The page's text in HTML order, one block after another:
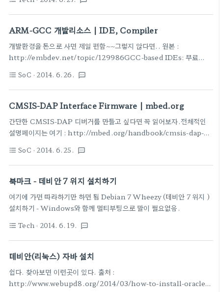
면, 공통 라이브러리를 사용하는데 MCU가 달라서
다른 Startup code를 써야 한다면제일 쉽게는 각각
별도의 프로젝트로 만들고 코딩을 하면 된다. 그래도
을 쓰는 경우라면, UV4, UV5등을 사용하는 경우라
면 "Targets" 이라는 용어를 사용하고 있더라~ Keil
의 help 사이트에서 예를 가져와 보자. 출처 :
Target MCU가 다른 경우로 나누어서..
ARM-GCC 개발리소스 | IDE, Compiler
개발환경을 돈으로 사면 제일 편함~~그렇지 않다면.. 원본 :
http://embdev.net/topic/129986GCC-based IDEs: 무료
GCC toolchain packages:GCC-ARM-Embedded –
supported by ARMSourcery Codebench
LiteDevKitProOther tools:OpenOCD – Open Source
many example projects for various ARM boards provided
머든 눈으로 봐서는 한계가..직접 쿠쿠쿠쿠쿠=)
format_list_bulleted SoC · 2014. 6. 26. textsms
CMSIS-DAP Interface Firmware | mbed.org
간단한 CMSIS-DAP 디버거를 만들고 싶다면 꼭 읽어보자.전체적인
설명페이지는 여기 : http://mbed.org/handbook/cmsis-dap-
하는 페이지가 만들어 지려나~일단, 원본 페이지는
http://mbed.org/handbook/cmsis-dap-interface-firmware
결론적으로 보니, CMSIS-DAP Interface를 담당하는 보드는
Target Flash algorithm이 이미 구현되어 있는 LPC812,
LPC1768, KL25Z, KL46Z, KL05Z 중에 하나를 탑재한 보드로 골
라야 이 페이지가 제공하고 있는..
format_list_bulleted SoC · 2014. 6. 25. textsms
북마크 - 데비안 7 위지 설치하기
여기에 가면 따라하기만 하면 됨 Debian 7 Wheezy (데비안 7 위지 )
설치하기 - Windows와 함께 멀티부팅으로 말이 필요없음.
format_list_bulleted Tech · 2014. 6. 19. textsms
데비안(리눅스) 자바 설치
쉽다. 찾아보면 이런곳이 있다. 출처 :
http://www.webupd8.org/2014/03/how-to-install-oracle-